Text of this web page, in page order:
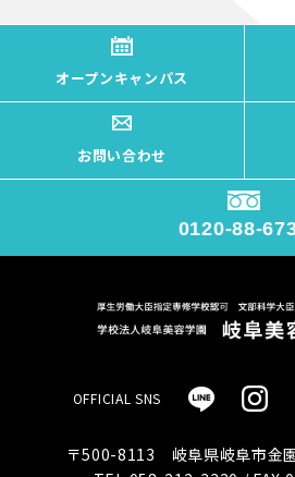
オープンキャンパス
お問い合わせ
0120-88-
OFFICIAL SNS
〒500-8113 岐阜県岐阜市金